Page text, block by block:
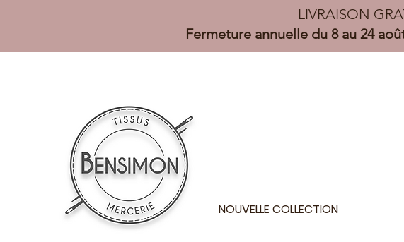
LIVRAISON
Fermeture annuelle du 8 au 24
NOUVELLE COLLECTION